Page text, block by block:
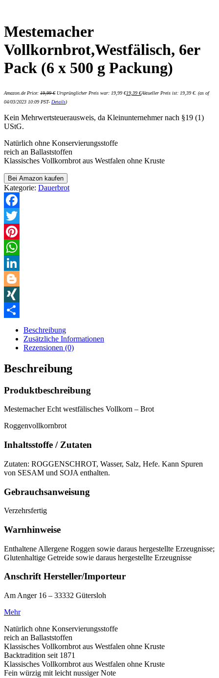
Mestemacher
Vollkornbrot,Westfälisch, 6er
Pack (6 x 500 g Packung)
Amazon.de Price: 19,99€ Ursprünglicher Preis war: 19,99 €19,39 €Aktueller Preis ist: 19,39 €. (as of
04/03/2023 10:09 PST- Details)
Kein Mehrwertsteuerausweis, da Kleinunternehmer nach §19 (1)
UStG.
Natürlich ohne Konservierungsstoffe
reich an Ballaststoffen
Klassisches Vollkornbrot aus Westfalen ohne Kruste
Bei Amazon kaufen
Kategorie: Dauerbrot
Facebook
Twitter
Pinterest
WhatsApp
LinkedIn
Blogger
XING
Beschreibung
Zusätzliche Informationen
Rezensionen (0)
Beschreibung
Produktbeschreibung
Mestemacher Echt westfälisches Vollkorn – Brot
Roggenvollkornbrot
Inhaltsstoffe / Zutaten
Zutaten: ROGGENSCHROT, Wasser, Salz, Hefe. Kann Spuren
von SESAM und SOJA enthalten.
Gebrauchsanweisung
Verzehrsfertig
Warnhinweise
Enthaltene Allergene Roggen sowie daraus hergestellte Erzeugnisse;
Glutenhaltige Getreide sowie daraus hergestellte Erzeugnisse
Anschrift Hersteller/Importeur
Am Anger 16 – 33332 Gütersloh
Mehr
Natürlich ohne Konservierungsstoffe
reich an Ballaststoffen
Klassisches Vollkornbrot aus Westfalen ohne Kruste
Backtradition seit 1871
Klassisches Vollkornbrot aus Westfalen ohne Kruste
Fein würzig mit leicht nussiger Note